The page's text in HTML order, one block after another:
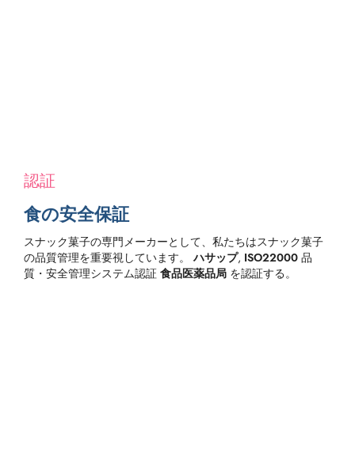
認証
食の安全保証
スナック菓子の専門メーカーとして、私たちはスナック菓子
の品質管理を重要視しています。ハサップ, ISO22000 品
質・安全管理システム認証 食品医薬品局 を認証する。